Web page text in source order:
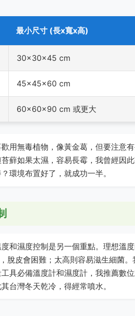
最小尺寸 (長x寬x高)
30x30x45 cm
45x45x60 cm
60x60x90 cm 或更大
用無毒植物，像黃金葛，但要注意
蘚如果太濕，容易長霉，我曾經因
環境布置好了，就成功一半。
和濕度控制是另一個重點。理想溫
脫皮會困難；太高則容易滋生細菌
具必備溫度計和濕度計，我推薦數
台灣冬天乾冷，得經常噴水。